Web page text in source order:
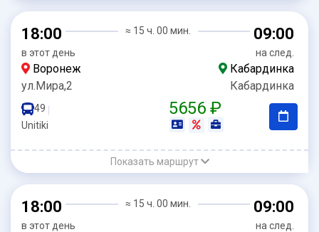
18:00
в этот день
≈ 15 ч. 00 мин. 09:00
на след.
Воронеж
Кабардинка
ул.Мира,2
Кабардинка
49 |
Unitiki
5656 ₽
Показать маршрут
18:00
в этот день
≈ 15 ч. 00 мин. 09:00
на след.